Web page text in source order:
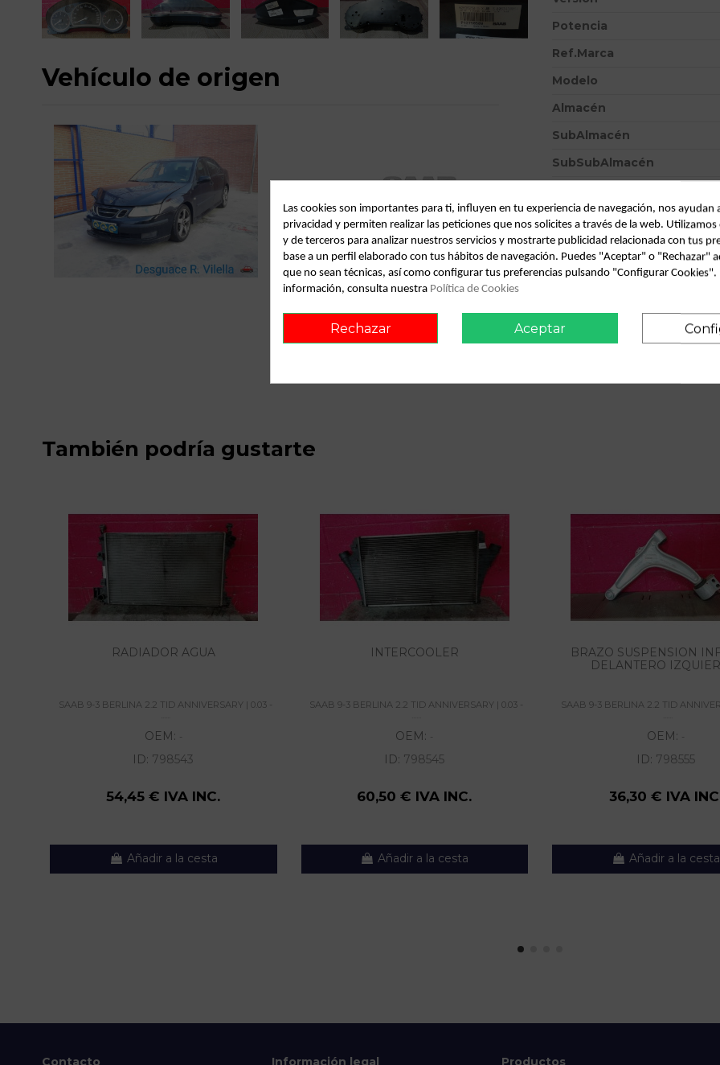
Vehículo de origen
Consult vehicle of origin
Potencia
Ref.Marca
Modelo
Almacén
SubAlmacén
SubSubAlmacén
ID:
798552
Fecha disponible: 2022-04-04
Descripción
Recambio de cuadro
2.2 tid anniversary | 0.03 - ...
También podría gustarte
RADIADOR AGUA
SAAB 9-3 BERLINA 2.2 TID ANNIVERSARY | 0.03 -
OEM: -
ID: 798543
54,45 € IVA INC.
Añadir a la cesta
INTERCOOLER
SAAB 9-3 BERLINA 2.2 TID ANNIVERSARY | 0.03 -
OEM: -
ID: 798545
60,50 € IVA INC.
Añadir a la cesta
BRAZO SUSPENSION
DELANTERO
SAAB 9-3 BERLINA 2.2 TID
OEM: -
ID: 798555
36,30 € IVA
Añadir a la cesta
Contacto Información legal Productos
Las cookies son importantes para ti, influyen en tu experiencia de navegación, nos ayudan
privacidad y permiten realizar las peticiones que nos solicites a través de la web.
y de terceros para analizar nuestros servicios y mostrarte publicidad relacionada con tus
base a un perfil elaborado con tus hábitos de navegación. Puedes "Aceptar" o "Rechazar"
que no sean técnicas, así como configurar tus preferencias pulsando "Configurar Cookies".
información, consulta nuestra Política de Cookies
Rechazar Aceptar